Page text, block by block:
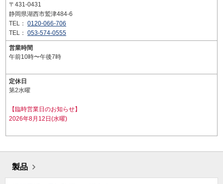
〒431-0431
静岡県湖西市鷲津484-6
TEL： 0120-066-706
TEL： 053-574-0555
営業時間
午前10時〜午後7時
定休日
第2水曜
【臨時営業日のお知らせ】
2026年8月12日(水曜)
製品